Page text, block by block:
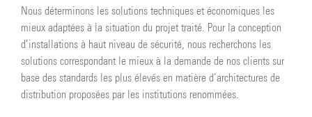
​​​Nous déterminons les solutions techniques et économiques les
mieux adaptées à la situation du projet traité. Pour la conception
d’installations à haut niveau de sécurité, nous recherchons les
solutions correspondant le mieux à la demande de nos clients sur
base des standards les plus élevés en matière d’architectures de
distribution proposées par les institutions renommées.